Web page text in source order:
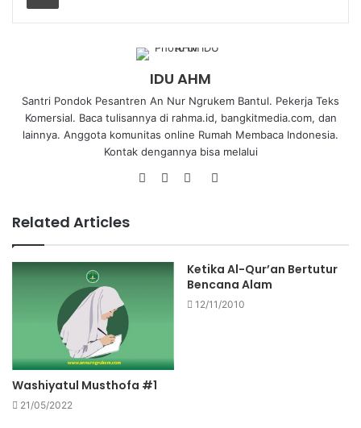
IDU AHM
Santri Pondok Pesantren An Nur Ngrukem Bantul. Pekerja Teks
Komersial. Baca tulisannya di rahma.id, bangkitmedia.com, dan
lainnya. Anggota komunitas online Rumah Membaca Indonesia.
Kontak dengannya bisa melalui
Related Articles
Washiyatul Musthofa #1
21/05/2022
Ketika Al-Qur’an Bertutur
Bencana Alam
12/11/2010